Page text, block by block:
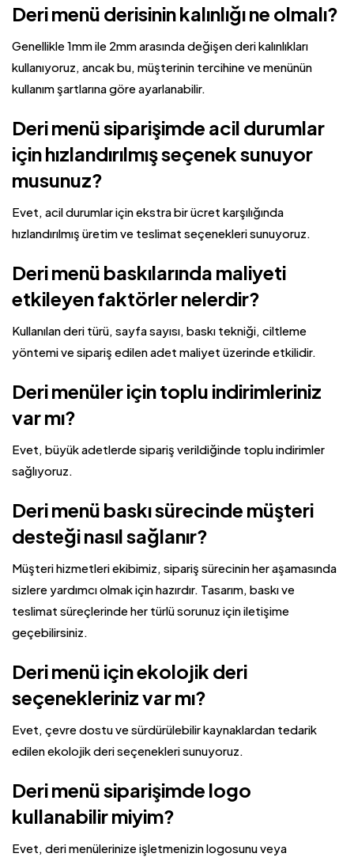
Deri menü derisinin kalınlığı ne olmalı?
Genellikle 1mm ile 2mm arasında değişen deri kalınlıkları
kullanıyoruz, ancak bu, müşterinin tercihine ve menünün
kullanım şartlarına göre ayarlanabilir.
Deri menü siparişimde acil durumlar
için hızlandırılmış seçenek sunuyor
musunuz?
Evet, acil durumlar için ekstra bir ücret karşılığında
hızlandırılmış üretim ve teslimat seçenekleri sunuyoruz.
Deri menü baskılarında maliyeti
etkileyen faktörler nelerdir?
Kullanılan deri türü, sayfa sayısı, baskı tekniği, ciltleme
yöntemi ve sipariş edilen adet maliyet üzerinde etkilidir.
Deri menüler için toplu indirimleriniz
var mı?
Evet, büyük adetlerde sipariş verildiğinde toplu indirimler
sağlıyoruz.
Deri menü baskı sürecinde müşteri
desteği nasıl sağlanır?
Müşteri hizmetleri ekibimiz, sipariş sürecinin her aşamasında
sizlere yardımcı olmak için hazırdır. Tasarım, baskı ve
teslimat süreçlerinde her türlü sorunuz için iletişime
geçebilirsiniz.
Deri menü için ekolojik deri
seçenekleriniz var mı?
Evet, çevre dostu ve sürdürülebilir kaynaklardan tedarik
edilen ekolojik deri seçenekleri sunuyoruz.
Deri menü siparişimde logo
kullanabilir miyim?
Evet, deri menülerinize işletmenizin logosunu veya